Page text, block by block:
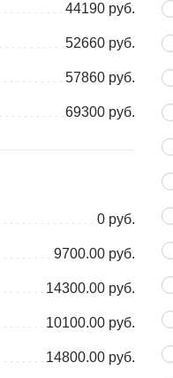
44190 руб.
52660 руб.
57860 руб.
69300 руб.
0 руб.
9700.00 руб.
14300.00 руб.
10100.00 руб.
14800.00 руб.